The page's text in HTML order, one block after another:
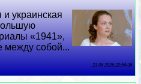
украинская
«1941»,
между собой...
21 06 2026 22:54:36